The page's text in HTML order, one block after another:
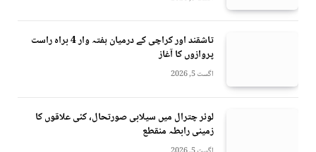
تاشقند اور کراچی کے درمیان ہفتہ وار 4 براہ راست
پروازوں کا آغاز
اگست 5, 2026
لوئر چترال میں سیلابی صورتحال، کئی علاقوں کا
زمینی رابطہ منقطع